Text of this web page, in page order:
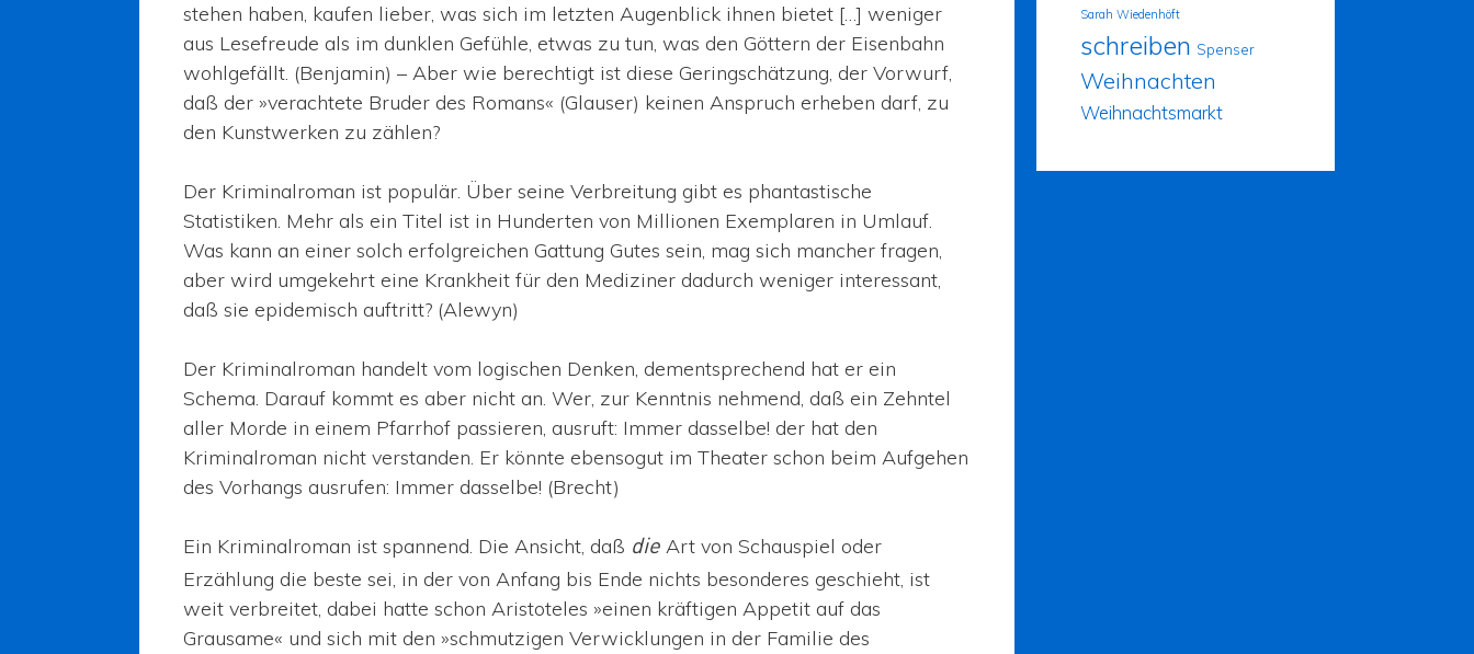
stehen haben, kaufen lieber, was sich im letzten Augenblick ihnen bietet […] weniger
aus Lesefreude als im dunklen Gefühle, etwas zu tun, was den Göttern der Eisenbahn
wohlgefällt. (Benjamin) – Aber wie berechtigt ist diese Geringschätzung, der Vorwurf,
daß der »verachtete Bruder des Romans« (Glauser) keinen Anspruch erheben darf, zu
den Kunstwerken zu zählen?
Der Kriminalroman ist populär. Über seine Verbreitung gibt es phantastische
Statistiken. Mehr als ein Titel ist in Hunderten von Millionen Exemplaren in Umlauf.
Was kann an einer solch erfolgreichen Gattung Gutes sein, mag sich mancher fragen,
aber wird umgekehrt eine Krankheit für den Mediziner dadurch weniger interessant,
daß sie epidemisch auftritt? (Alewyn)
Der Kriminalroman handelt vom logischen Denken, dementsprechend hat er ein
Schema. Darauf kommt es aber nicht an. Wer, zur Kenntnis nehmend, daß ein Zehntel
aller Morde in einem Pfarrhof passieren, ausruft: Immer dasselbe! der hat den
Kriminalroman nicht verstanden. Er könnte ebensogut im Theater schon beim Aufgehen
des Vorhangs ausrufen: Immer dasselbe! (Brecht)
Ein Kriminalroman ist spannend. Die Ansicht, daß die Art von Schauspiel oder
Erzählung die beste sei, in der von Anfang bis Ende nichts besonderes geschieht, ist
weit verbreitet, dabei hatte schon Aristoteles »einen kräftigen Appetit auf das
Grausame« und sich mit den »schmutzigen Verwicklungen in der Familie des
Sarah Wiedenhöft
schreiben Spenser
Weihnachten
Weihnachtsmarkt